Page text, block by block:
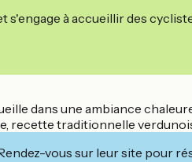
s'engage à accueillir des
dans une ambiance
recette traditionnelle
vous sur leur site pour